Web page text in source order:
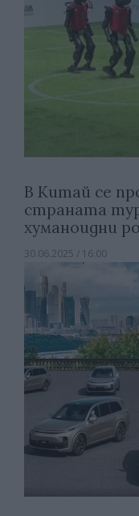
В Китай се
страната
хуманоидни
30.06.2025 / 16:00